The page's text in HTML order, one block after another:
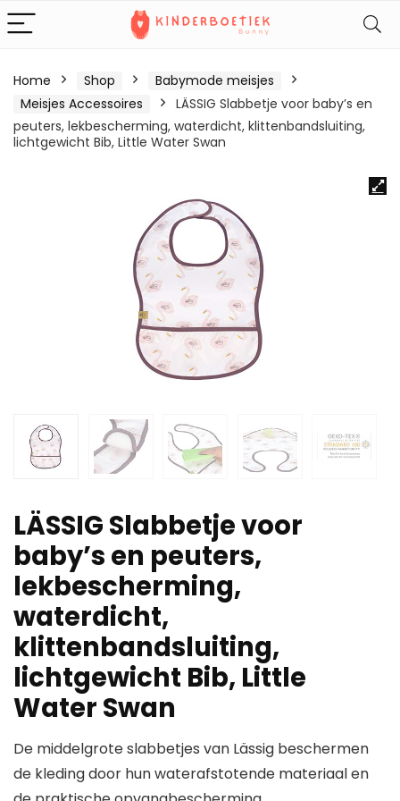
Home Shop
Babymode meisjes
Meisjes Accessoires
LÄSSIG Slabbetje voor baby’s en
peuters, lekbescherming, waterdicht, klittenbandsluiting,
lichtgewicht Bib, Little Water Swan
LÄSSIG Slabbetje voor
baby’s en peuters,
lekbescherming,
waterdicht,
klittenbandsluiting,
lichtgewicht Bib, Little
Water Swan
De middelgrote slabbetjes van Lässig beschermen
de kleding door hun waterafstotende materiaal en